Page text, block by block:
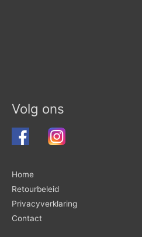
Volg ons
Home
Retourbeleid
Privacyverklaring
Contact